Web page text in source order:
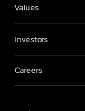
Values
Investors
Careers